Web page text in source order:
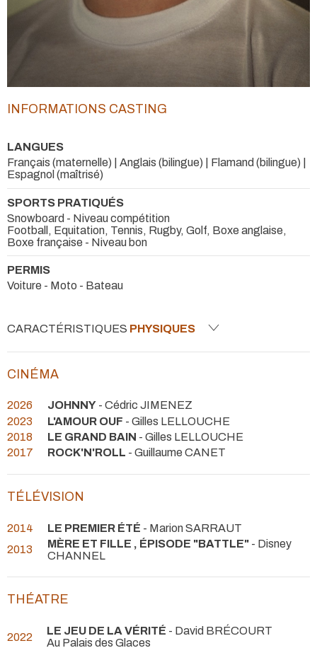
INFORMATIONS CASTING
LANGUES
Français (maternelle) | Anglais (bilingue) | Flamand (bilingue) |
Espagnol (maîtrisé)
SPORTS PRATIQUÉS
Snowboard - Niveau compétition
Football, Equitation, Tennis, Rugby, Golf, Boxe anglaise,
Boxe française - Niveau bon
PERMIS
Voiture - Moto - Bateau
CARACTÉRISTIQUES PHYSIQUES
CINÉMA
2026 JOHNNY - Cédric JIMENEZ
2023
L'AMOUR OUF - Gilles LELLOUCHE
2018
LE GRAND BAIN - Gilles LELLOUCHE
2017
ROCK'N'ROLL - Guillaume CANET
TÉLÉVISION
2014 LE PREMIER ÉTÉ - Marion SARRAUT
2013
MÈRE ET FILLE , ÉPISODE "BATTLE" - Disney
CHANNEL
THÉATRE
2022 LE JEU DE LA VÉRITÉ - David BRÉCOURT
Au Palais des Glaces